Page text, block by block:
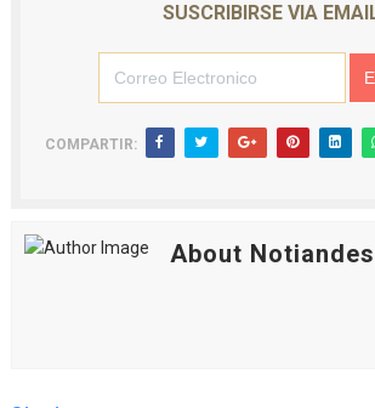
SUSCRIBIRSE VIA
COMPARTIR:
About